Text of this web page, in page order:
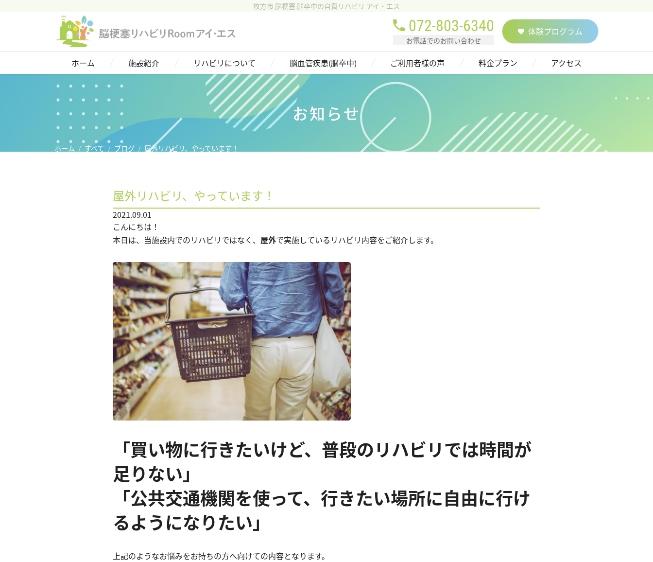
施設紹介
リハビリについて
ご利用者様の声
料金プラン
枚方市 脳梗塞 脳卒中の自費リハビリ アイ・エス
072-803-6340
お電話でのお問い合わせ
体験プログラム
ホーム 施設紹介 リハビリについて 脳血管疾患(脳卒中) ご利用者様の声 料金プラン アクセス
お知らせ
ホーム すべて ブログ 屋外リハビリ、やっています！
屋外リハビリ、やっています！
2021.09.01
こんにちは！
本日は、当施設内でのリハビリではなく、 屋外で実施しているリハビリ内容をご紹介します。
「買い物に行きたいけど、普段のリハビリでは時間が
足りない」
「公共交通機関を使って、行きたい場所に自由に行け
るようになりたい」
上記のようなお悩みをお持ちの方へ向けての内容となります。